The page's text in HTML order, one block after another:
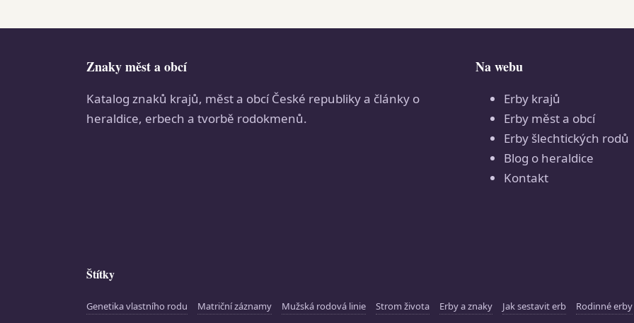
Znaky měst a obcí
Katalog znaků krajů, měst a obcí České republiky a články o
heraldice, erbech a tvorbě rodokmenů.
Na webu
Erby krajů
Erby měst a obcí
Erby šlechtických rodů
Blog o heraldice
Kontakt
Štítky
Genetika vlastního rodu Matriční záznamy Mužská rodová linie Strom života Erby a znaky Jak sestavit erb Rodinné erby